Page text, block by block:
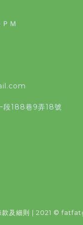
Ｍ
段188巷9弄18號
款及細則 | 2021 ©